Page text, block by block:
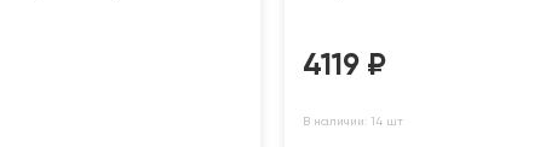
4119 ₽
В наличии: 14 шт